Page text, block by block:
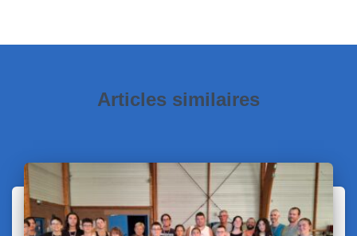
Articles similaires